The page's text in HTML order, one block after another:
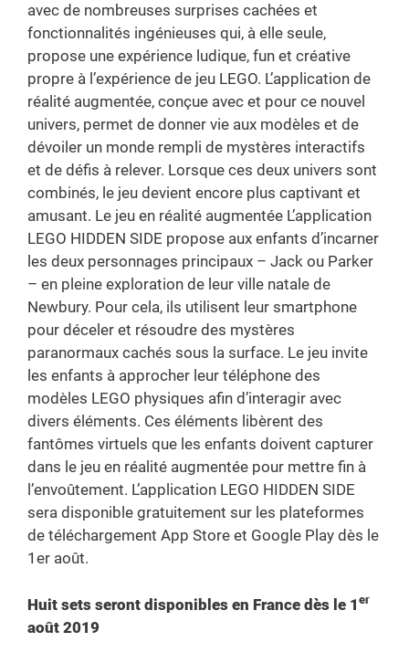
avec de nombreuses surprises cachées et
fonctionnalités ingénieuses qui, à elle seule,
propose une expérience ludique, fun et créative
propre à l’expérience de jeu LEGO. L’application de
réalité augmentée, conçue avec et pour ce nouvel
univers, permet de donner vie aux modèles et de
dévoiler un monde rempli de mystères interactifs
et de défis à relever. Lorsque ces deux univers sont
combinés, le jeu devient encore plus captivant et
amusant. Le jeu en réalité augmentée L’application
LEGO HIDDEN SIDE propose aux enfants d’incarner
les deux personnages principaux – Jack ou Parker
– en pleine exploration de leur ville natale de
Newbury. Pour cela, ils utilisent leur smartphone
pour déceler et résoudre des mystères
paranormaux cachés sous la surface. Le jeu invite
les enfants à approcher leur téléphone des
modèles LEGO physiques afin d’interagir avec
divers éléments. Ces éléments libèrent des
fantômes virtuels que les enfants doivent capturer
dans le jeu en réalité augmentée pour mettre fin à
l’envoûtement. L’application LEGO HIDDEN SIDE
sera disponible gratuitement sur les plateformes
de téléchargement App Store et Google Play dès le
1er août.
Huit sets seront disponibles en France dès le 1 er
août 2019